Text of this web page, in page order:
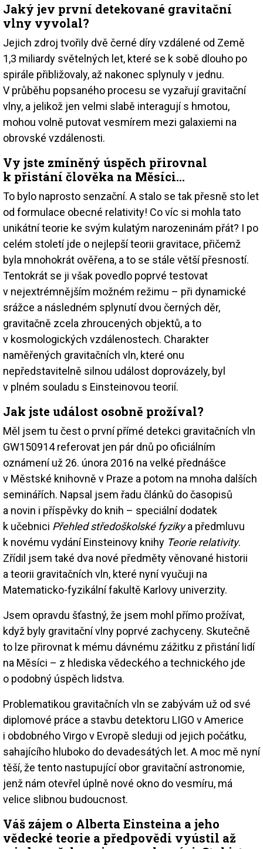
Jaký jev první detekované gravitační
vlny vyvolal?
Jejich zdroj tvořily dvě černé díry vzdálené od Země
1,3 miliardy světelných let, které se k sobě dlouho po
spirále přibližovaly, až nakonec splynuly v jednu.
V průběhu popsaného procesu se vyzařují gravitační
vlny, a jelikož jen velmi slabě interagují s hmotou,
mohou volně putovat vesmírem mezi galaxiemi na
obrovské vzdálenosti.
Vy jste zmíněný úspěch přirovnal
k přistání člověka na Měsíci…
To bylo naprosto senzační. A stalo se tak přesně sto let
od formulace obecné relativity! Co víc si mohla tato
unikátní teorie ke svým kulatým narozeninám přát? I po
celém století jde o nejlepší teorii gravitace, přičemž
byla mnohokrát ověřena, a to se stále větší přesností.
Tentokrát se ji však povedlo poprvé testovat
v nejextrémnějším možném režimu – při dynamické
srážce a následném splynutí dvou černých děr,
gravitačně zcela zhroucených objektů, a to
v kosmologických vzdálenostech. Charakter
naměřených gravitačních vln, které onu
nepředstavitelně silnou událost doprovázely, byl
v plném souladu s Einsteinovou teorií.
Jak jste událost osobně prožíval?
Měl jsem tu čest o první přímé detekci gravitačních vln
GW150914 referovat jen pár dnů po oficiálním
oznámení už 26. února 2016 na velké přednášce
v Městské knihovně v Praze a potom na mnoha dalších
seminářích. Napsal jsem řadu článků do časopisů
a novin i příspěvky do knih – speciální dodatek
k učebnici Přehled středoškolské fyzikya předmluvu
k novému vydání Einsteinovy knihy Teorie relativity.
Zřídil jsem také dva nové předměty věnované historii
a teorii gravitačních vln, které nyní vyučuji na
Matematicko-fyzikální fakultě Karlovy univerzity.
Jsem opravdu šťastný, že jsem mohl přímo prožívat,
když byly gravitační vlny poprvé zachyceny. Skutečně
to lze přirovnat k mému dávnému zážitku z přistání lidí
na Měsíci – z hlediska vědeckého a technického jde
o podobný úspěch lidstva.
Problematikou gravitačních vln se zabývám už od své
diplomové práce a stavbu detektoru LIGO v Americe
i obdobného Virgo v Evropě sleduji od jejich počátku,
sahajícího hluboko do devadesátých let. A moc mě nyní
těší, že tento nastupující obor gravitační astronomie,
jenž nám otevřel úplně nové okno do vesmíru, má
velice slibnou budoucnost.
Váš zájem o Alberta Einsteina a jeho
vědecké teorie a předpovědi vyústil až